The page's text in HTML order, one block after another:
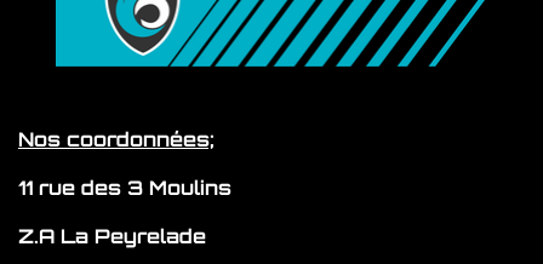
a
g
r
m
b
o
o
u
b
e
s
A
p
Nos coordonnées;
11 rue des 3 Moulins
Z.A La Peyrelade